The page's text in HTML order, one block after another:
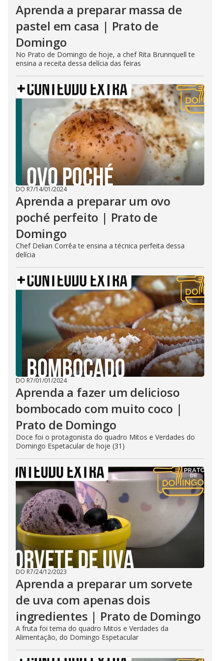
Aprenda a preparar massa de
pastel em casa | Prato de
Domingo
No Prato de Domingo de hoje, a chef Rita Brunnquell te
ensina a receita dessa delícia das feiras
DO R7/14/01/2024
Aprenda a preparar um ovo
poché perfeito | Prato de
Domingo
Chef Delian Corrêa te ensina a técnica perfeita dessa
delícia
DO R7/01/01/2024
Aprenda a fazer um delicioso
bombocado com muito coco |
Prato de Domingo
Doce foi o protagonista do quadro Mitos e Verdades do
Domingo Espetacular de hoje (31)
DO R7/24/12/2023
Aprenda a preparar um sorvete
de uva com apenas dois
ingredientes | Prato de Domingo
A fruta foi tema do quadro Mitos e Verdades da
Alimentação, do Domingo Espetacular